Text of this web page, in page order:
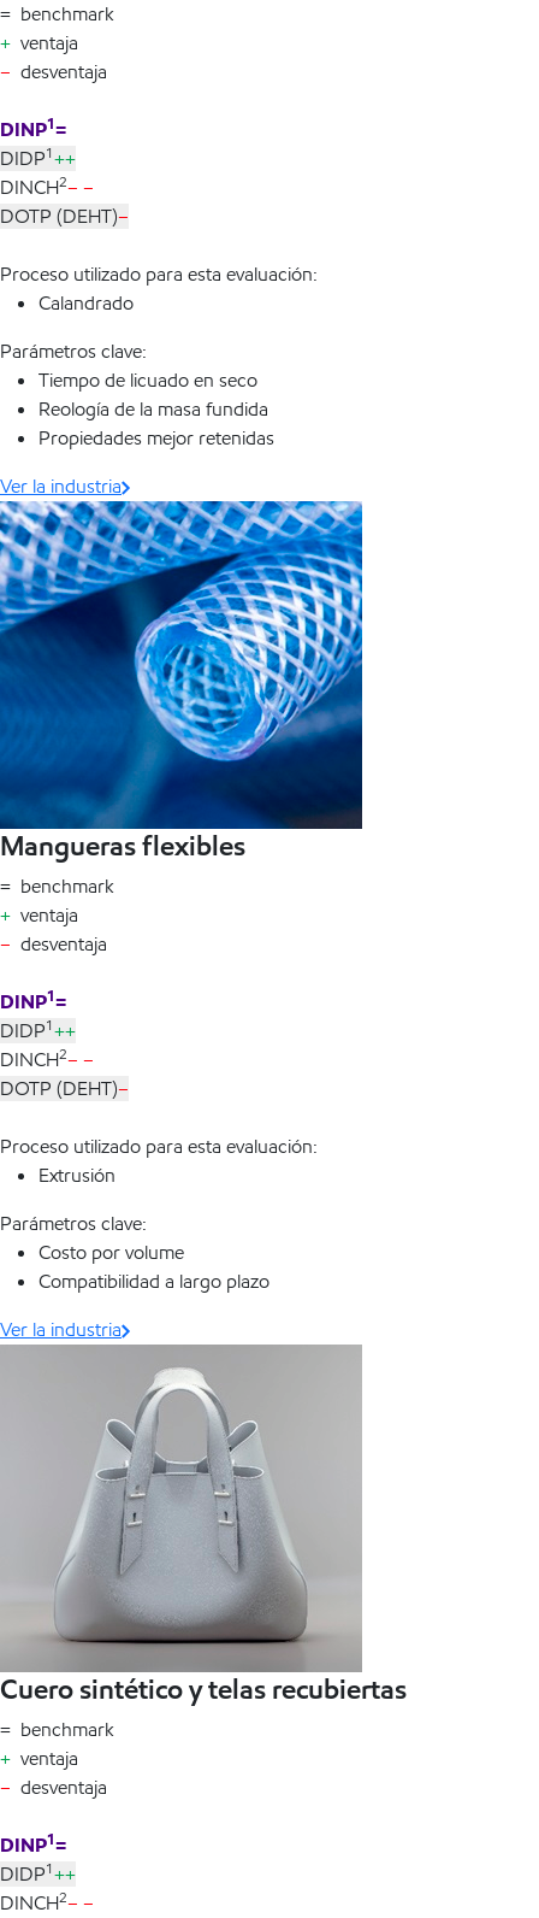
= benchmark
+ ventaja
– desventaja
DINP1=
DIDP1++
DINCH2– –
DOTP (DEHT)–
Proceso utilizado para esta evaluación:
Calandrado
Parámetros clave:
Tiempo de licuado en seco
Reología de la masa fundida
Propiedades mejor retenidas
Ver la industria
Mangueras flexibles
= benchmark
+ ventaja
– desventaja
DINP1=
DIDP1++
DINCH2– –
DOTP (DEHT)–
Proceso utilizado para esta evaluación:
Extrusión
Parámetros clave:
Costo por volume
Compatibilidad a largo plazo
Ver la industria
Cuero sintético y telas recubiertas
= benchmark
+ ventaja
– desventaja
DINP1=
DIDP1++
DINCH2– –